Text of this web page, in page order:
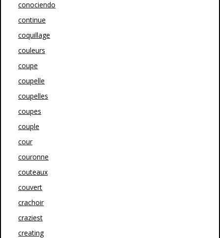
conociendo
continue
coquillage
couleurs
coupe
coupelle
coupelles
coupes
couple
cour
couronne
couteaux
couvert
crachoir
craziest
creating